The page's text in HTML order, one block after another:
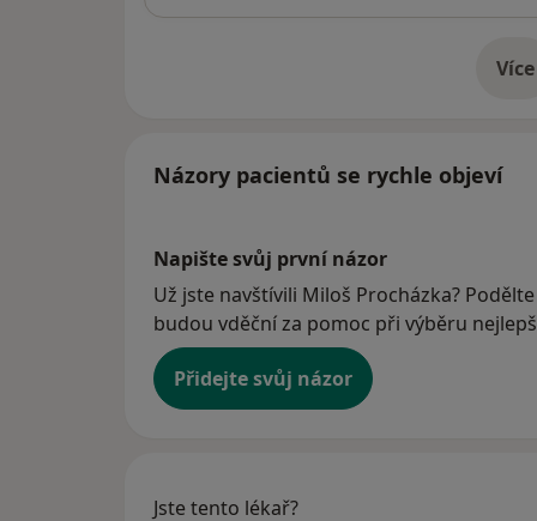
Více
o
Názory pacientů se rychle objeví
Napište svůj první názor
Už jste navštívili Miloš Procházka?
budou vděční za pomoc při výběru
Přidejte svůj názor
Jste tento lékař?